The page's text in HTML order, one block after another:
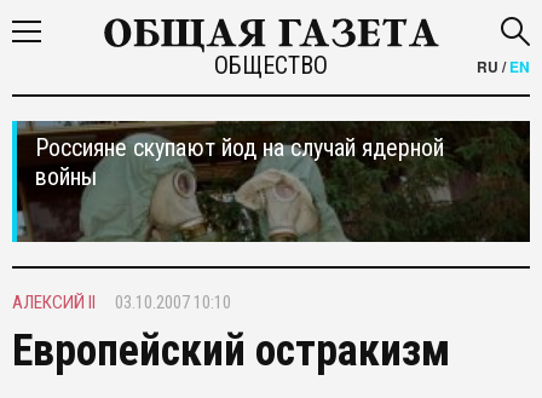
ОБЩЕСТВО RU /EN
Россияне скупают йод на случай ядерной
войны
АЛЕКСИЙ II 03.10.2007 10:10
Европейский остракизм